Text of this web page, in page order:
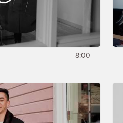
8:00